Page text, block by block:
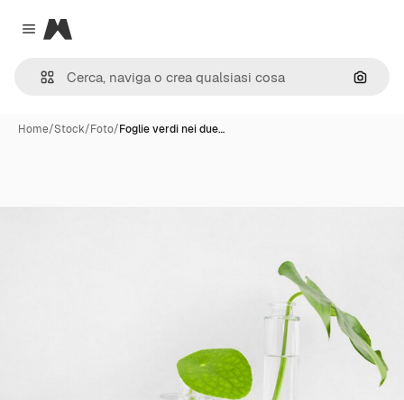
Close menu
Magnific
Cerca
Home/Stock/Foto/Foglie verdi nei due…